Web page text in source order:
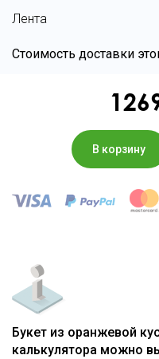
Лента
Стоимость доставки
В корзину
Букет из оранжевой
калькулятора можно